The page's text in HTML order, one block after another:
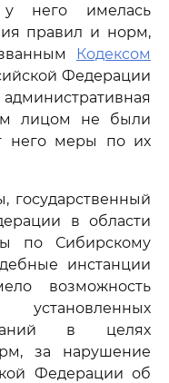
у него имелась
правил и норм,
Кодексом
Федерации
лицом не были
него меры по их
государственный
в области
по Сибирскому
инстанции
возможность
установленных
в целях
за нарушение
Федерации об